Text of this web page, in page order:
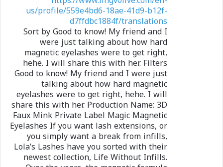
us/profile/559e4bd6-18ae-41d9-b12f-
d7ffdbc1884f/translations
Sort by Good to know! My friend and I
were just talking about how hard
magnetic eyelashes were to get right,
hehe. I will share this with her. Filters
Good to know! My friend and I were just
talking about how hard magnetic
eyelashes were to get right, hehe. I will
share this with her. Production Name: 3D
Faux Mink Private Label Magic Magnetic
Eyelashes If you want lash extensions, or
you simply want a break from infills,
Lola’s Lashes have you sorted with their
newest collection, Life Without Infills.